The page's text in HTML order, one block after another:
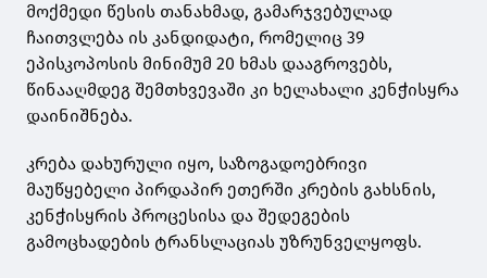
მოქმედი წესის თანახმად, გამარჯვებულად
ჩაითვლება ის კანდიდატი, რომელიც 39
ეპისკოპოსის მინიმუმ 20 ხმას დააგროვებს,
წინააღმდეგ შემთხვევაში კი ხელახალი კენჭისყრა
დაინიშნება.
კრება დახურული იყო, საზოგადოებრივი
მაუწყებელი პირდაპირ ეთერში კრების გახსნის,
კენჭისყრის პროცესისა და შედეგების
გამოცხადების ტრანსლაციას უზრუნველყოფს.